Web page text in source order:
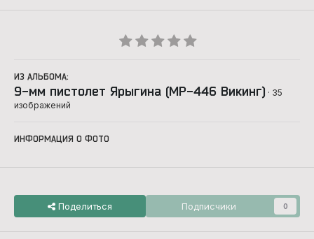
ИЗ АЛЬБОМА:
9-мм пистолет Ярыгина (MP-446 Викинг) · 35
изображений
ИНФОРМАЦИЯ О ФОТО
Поделиться Подписчики 0